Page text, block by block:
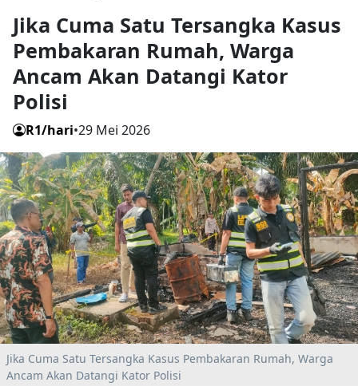
Jika Cuma Satu Tersangka Kasus
Pembakaran Rumah, Warga
Ancam Akan Datangi Kator
Polisi
R1/hari•29 Mei 2026
Jika Cuma Satu Tersangka Kasus Pembakaran Rumah, Warga
Ancam Akan Datangi Kator Polisi